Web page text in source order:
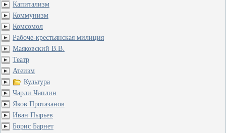
Капитализм
Коммунизм
Комсомол
Рабоче-крестьянская милиция
Маяковский В.В.
Театр
Атеизм
Культура
Чарли Чаплин
Яков Протазанов
Иван Пырьев
Борис Барнет